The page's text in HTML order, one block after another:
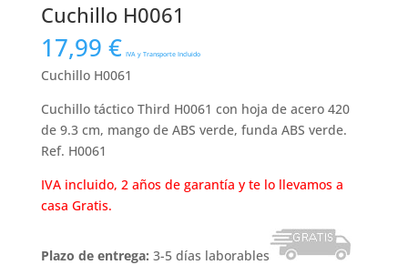
Cuchillo H0061
17,99 € IVA y Transporte Incluido
Cuchillo H0061
Cuchillo táctico Third H0061 con hoja de acero 420
de 9.3 cm, mango de ABS verde, funda ABS verde.
Ref. H0061
IVA incluido, 2 años de garantía y te lo llevamos a
casa Gratis.
Plazo de entrega: 3-5 días laborables